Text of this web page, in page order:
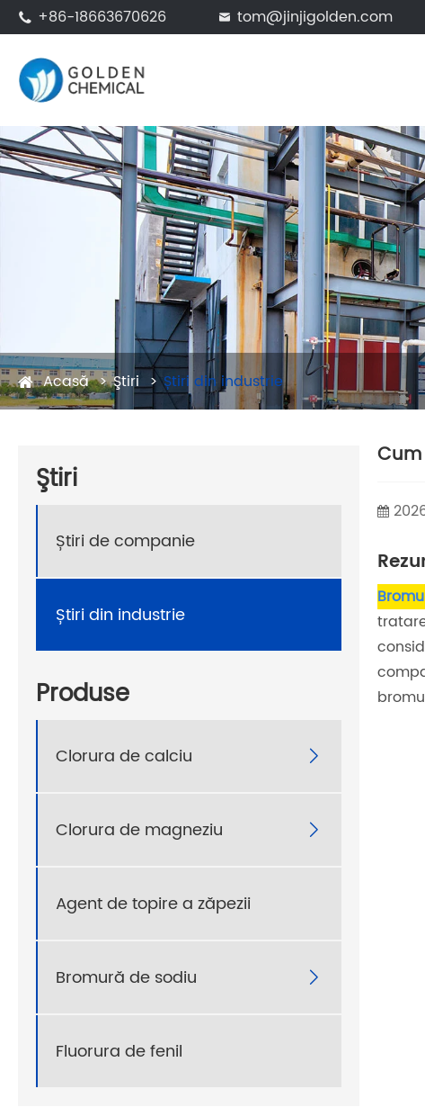
 +86-18663670626  tom@jinjigolden.com
Acasă Ştiri Știri din industrie
Ştiri
Știri de companie
Știri din industrie
Produse
Clorura de calciu 
Clorura de magneziu 
Agent de topire a zăpezii
Bromură de sodiu 
Fluorura de fenil